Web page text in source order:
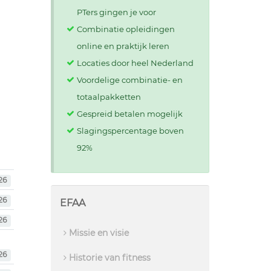
PTers gingen je voor
Combinatie opleidingen
online en praktijk leren
Locaties door heel Nederland
Voordelige combinatie- en
totaalpakketten
Gespreid betalen mogelijk
Slagingspercentage boven
92%
EFAA
Missie en visie
Historie van fitness